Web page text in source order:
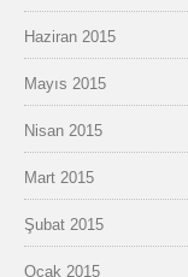
Haziran 2015
Mayıs 2015
Nisan 2015
Mart 2015
Şubat 2015
Ocak 2015